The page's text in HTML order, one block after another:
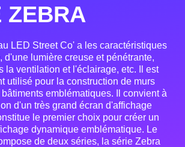
ZEBRA
LED Street Co' a les caractéristiques
d'une lumière creuse et pénétrante,
la ventilation et l'éclairage, etc. Il est
utilisé pour la construction de murs
emblématiques. Il convient à
d'un très grand écran d'affichage
le premier choix pour créer un
dynamique emblématique. Le
de deux séries, la série Zebra